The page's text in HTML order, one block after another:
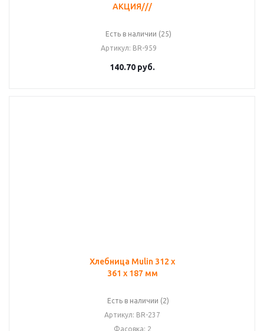
АКЦИЯ///
Есть в наличии (25)
Артикул: BR-959
140.70 руб.
Хлебница Mulin 312 х
361 х 187 мм
Есть в наличии (2)
Артикул: BR-237
Фасовка: 2